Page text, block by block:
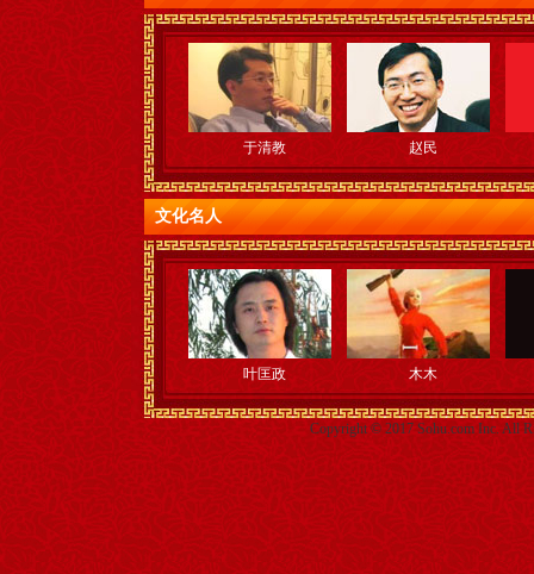
于清教 赵民
文化名人
叶匡政 木木
Copyright © 2017 Sohu.com Inc. All